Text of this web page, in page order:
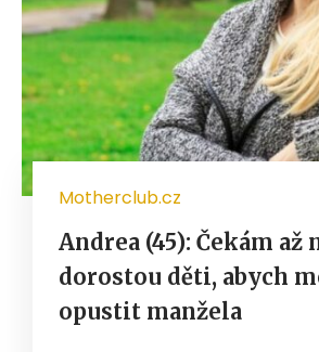
Motherclub.cz
Andrea (45): Čekám až
dorostou děti, abych
opustit manžela